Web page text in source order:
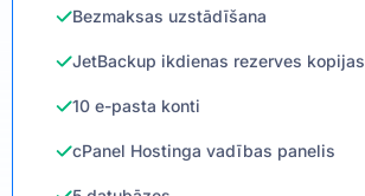
Bezmaksas uzstādīšana
JetBackup ikdienas rezerves kopijas
10 e-pasta konti
cPanel Hostinga vadības panelis